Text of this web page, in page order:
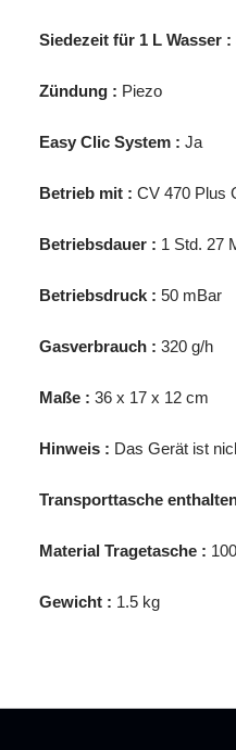
Siedezeit für 1 L Wasser :
Zündung : Piezo
Easy Clic System : Ja
Betrieb mit : CV 470 Plus
Betriebsdauer : 1 Std. 27
Betriebsdruck : 50 mBar
Gasverbrauch : 320 g/h
Maße : 36 x 17 x 12 cm
Hinweis : Das Gerät ist
Transporttasche
Material Tragetasche :
Gewicht : 1.5 kg